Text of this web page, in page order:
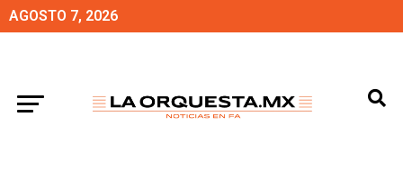
AGOSTO 7, 2026